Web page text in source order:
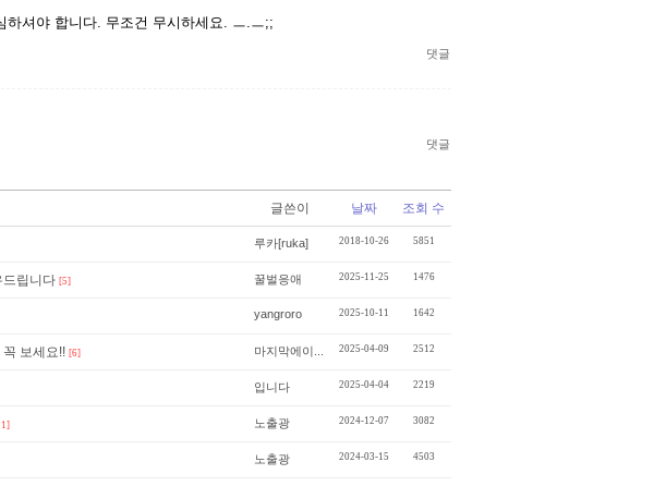
하셔야 합니다. 무조건 무시하세요. ㅡ.ㅡ;;
댓글
댓글
글쓴이 날짜 조회 수
루카[ruka] 2018-10-26 5851
드립니다 [5] 꿀벌응애 2025-11-25 1476
yangroro 2025-10-11 1642
보세요!! [6] 마지막에이... 2025-04-09 2512
입니다 2025-04-04 2219
노출광 2024-12-07 3082
노출광 2024-03-15 4503